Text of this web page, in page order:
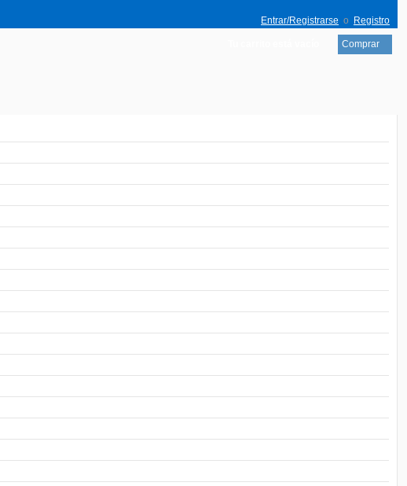
Entrar/Registrarse o Registro
Comprar